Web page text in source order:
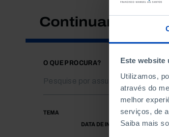
Este website
Utilizamos,
através do
melhor
serviços, de
Saiba mais
Continuar a
O QUE PROCURA?
TEMA
DATA DE INÍCIO